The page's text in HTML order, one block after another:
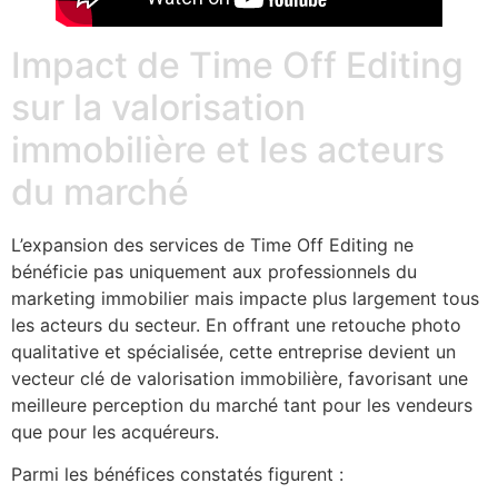
Impact de Time Off Editing
sur la valorisation
immobilière et les acteurs
du marché
L’expansion des services de Time Off Editing ne
bénéficie pas uniquement aux professionnels du
marketing immobilier mais impacte plus largement tous
les acteurs du secteur. En offrant une retouche photo
qualitative et spécialisée, cette entreprise devient un
vecteur clé de valorisation immobilière, favorisant une
meilleure perception du marché tant pour les vendeurs
que pour les acquéreurs.
Parmi les bénéfices constatés figurent :